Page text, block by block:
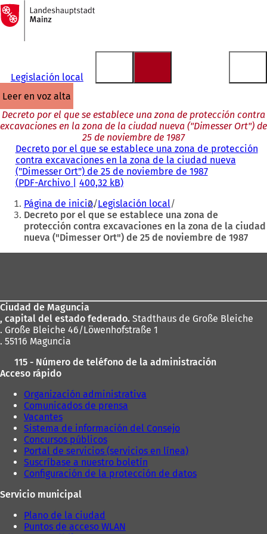
Saltar al contenido
A
la
página
Legislación local
leer en voz alta
Decreto por el que se establece una zona de protección contra
excavaciones en la zona de la ciudad nueva ("Dimesser Ort") de
25 de noviembre de 1987
Decreto por el que se establece una zona de protección
contra excavaciones en la zona de la ciudad nueva
("Dimesser Ort") de 25 de noviembre de 1987
PDF-Archivo 400,32 kB
Estás
aquí:
Página de inicio Legislación local
Decreto por el que se establece una zona de
protección contra excavaciones en la zona de la ciudad
nueva ("Dimesser Ort") de 25 de noviembre de 1987
pies
Ciudad de Maguncia
, capital del estado federado. Stadthaus de Große Bleiche
. Große Bleiche 46/Löwenhofstraße 1
. 55116 Maguncia
115 - Número de teléfono de la administración
Acceso rápido
Organización administrativa
Comunicados de prensa
Vacantes
Sistema de información del Consejo
Concursos públicos
Portal de servicios (servicios en línea)
Suscríbase a nuestro boletín
Configuración de la protección de datos
Servicio municipal
Plano de la ciudad
Puntos de acceso WLAN